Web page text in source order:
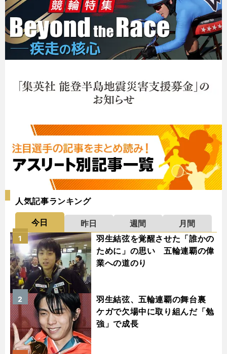
人気記事ランキング
今日 昨日 週間
月間
羽生結弦を覚醒させた「誰かの
ために」の思い 五輪連覇の偉
業への道のり
1
羽生結弦、五輪連覇の舞台裏
ケガで欠場中に取り組んだ「勉
強」で成長
2